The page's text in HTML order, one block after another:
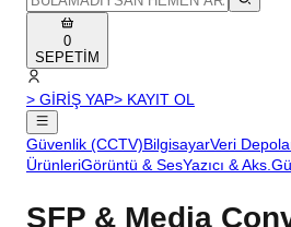
0
SEPETİM
> GİRİŞ YAP> KAYIT OL
Güvenlik (CCTV)BilgisayarVeri
ÜrünleriGörüntü & SesYazıcı & Aks.
SFP & Media